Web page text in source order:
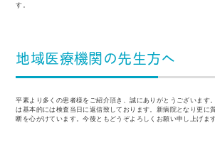
す。
地域医療機関の先生方へ
平素より多くの患者様をご紹介頂き、誠にありがとうございます
は基本的には検査当⽇に返信致しております。新病院となり更に
断を⼼がけています。今後ともどうぞよろしくお願い申し上げます